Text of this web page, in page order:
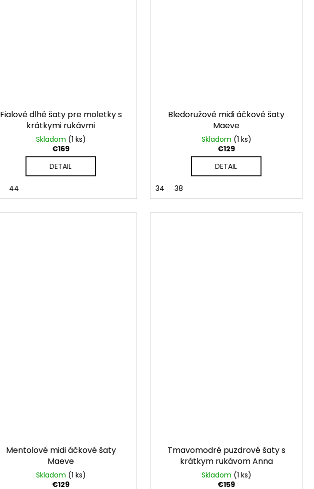
Fialové dlhé šaty pre moletky s
krátkymi rukávmi
Skladom (1 ks)
€169
DETAIL
44
Bledoružové midi áčkové šaty
Maeve
Skladom (1 ks)
€129
DETAIL
34 38
Mentolové midi áčkové šaty
Maeve
Skladom (1 ks)
€129
Tmavomodré puzdrové šaty s
krátkym rukávom Anna
Skladom (1 ks)
€159